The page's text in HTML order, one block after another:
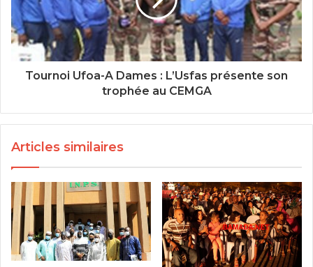
Tournoi Ufoa-A Dames : L’Usfas présente son
trophée au CEMGA
Articles similaires